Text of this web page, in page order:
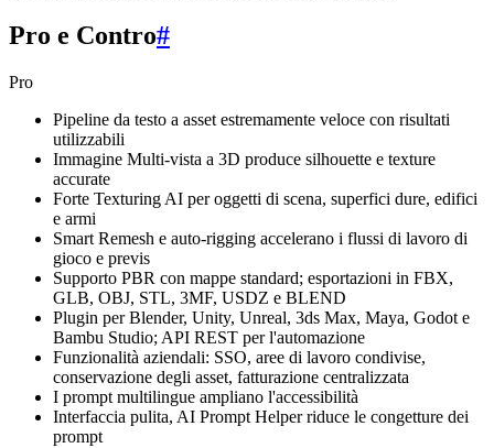
Pro e Contro#
Pro
Pipeline da testo a asset estremamente veloce con risultati
utilizzabili
Immagine Multi-vista a 3D produce silhouette e texture
accurate
Forte Texturing AI per oggetti di scena, superfici dure, edifici
e armi
Smart Remesh e auto-rigging accelerano i flussi di lavoro di
gioco e previs
Supporto PBR con mappe standard; esportazioni in FBX,
GLB, OBJ, STL, 3MF, USDZ e BLEND
Plugin per Blender, Unity, Unreal, 3ds Max, Maya, Godot e
Bambu Studio; API REST per l'automazione
Funzionalità aziendali: SSO, aree di lavoro condivise,
conservazione degli asset, fatturazione centralizzata
I prompt multilingue ampliano l'accessibilità
Interfaccia pulita, AI Prompt Helper riduce le congetture dei
prompt